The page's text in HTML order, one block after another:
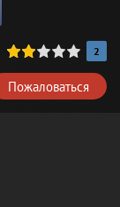
2
Пожаловаться